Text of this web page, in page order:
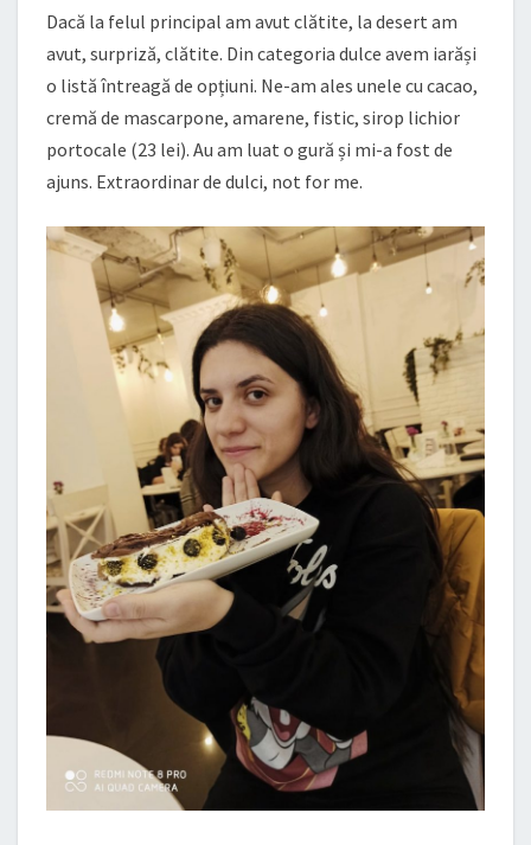
Dacă la felul principal am avut clătite, la desert am
avut, surpriză, clătite. Din categoria dulce avem iarăși
o listă întreagă de opțiuni. Ne-am ales unele cu cacao,
cremă de mascarpone, amarene, fistic, sirop lichior
portocale (23 lei). Au am luat o gură și mi-a fost de
ajuns. Extraordinar de dulci, not for me.